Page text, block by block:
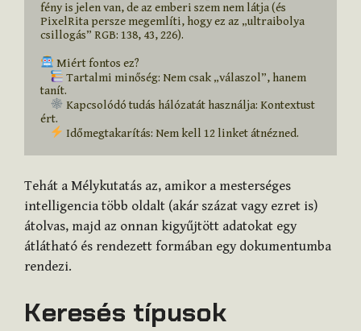
fény is jelen van, de az emberi szem nem látja (és
PixelRita persze megemlíti, hogy ez az „ultraibolya
csillogás” RGB: 138, 43, 226).
Miért fontos ez?
Tartalmi minőség: Nem csak „válaszol”, hanem
tanít.
Kapcsolódó tudás hálózatát használja: Kontextust
ért.
Időmegtakarítás: Nem kell 12 linket átnézned.
Tehát a Mélykutatás az, amikor a mesterséges
intelligencia több oldalt (akár százat vagy ezret is)
átolvas, majd az onnan kigyűjtött adatokat egy
átlátható és rendezett formában egy dokumentumba
rendezi.
Keresés típusok